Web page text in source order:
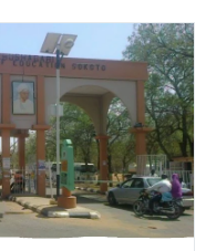
regelrecht
Joseph Hayab,
(CAN). “Zijn
verhaal
De 15-